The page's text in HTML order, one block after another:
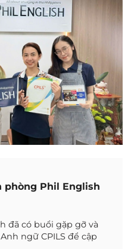
phòng Phil English
đã có buổi gặp gỡ và
ngữ CPILS để cập